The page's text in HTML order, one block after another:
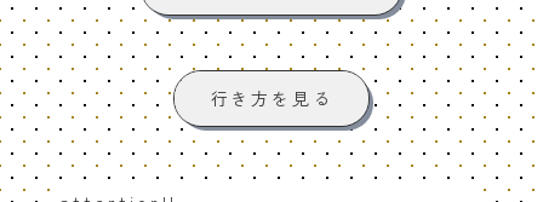
行き方を見る